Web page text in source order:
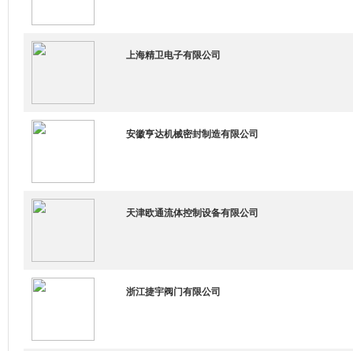
上海精卫电子有限公司
安徽亨达机械密封制造有限公司
天津欧通流体控制设备有限公司
浙江捷宇阀门有限公司